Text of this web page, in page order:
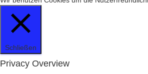
Schließen
Privacy Overview